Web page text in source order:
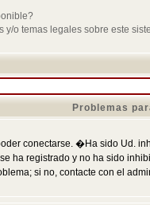
o temas legales sobre este
Problemas
conectarse. �Ha sido Ud.
ha registrado y no ha sido
si no, contacte con el